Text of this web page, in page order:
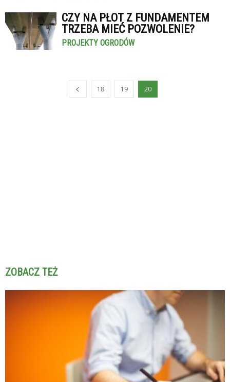
CZY NA PŁOT Z FUNDAMENTEM
TRZEBA MIEĆ POZWOLENIE?
PROJEKTY OGRODÓW
18 19 20
ZOBACZ TEŻ